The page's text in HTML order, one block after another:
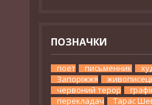
ПОЗНАЧКИ
поет письменник
Запоріжжя
червоний терор
перекладач
Тарас